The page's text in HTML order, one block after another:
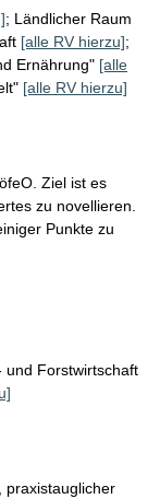
; Ländlicher Raum
[alle RV hierzu];
Ernährung" [alle
[alle RV hierzu]
Ziel ist es
zu novellieren.
Punkte zu
und Forstwirtschaft
praxistauglicher